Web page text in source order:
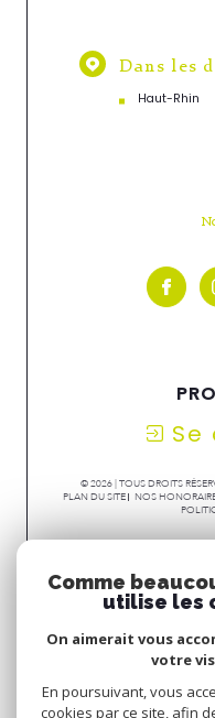
Dans les
Haut-Rhin
Se
© 2026 | TOUS DROITS
PLAN DU SITE
NOS
Comme
utilise les
On aimerait vous
votre
En poursuivant, vous
cookies par ce site, afin